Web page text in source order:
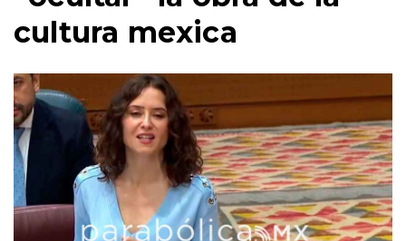
cultura mexica